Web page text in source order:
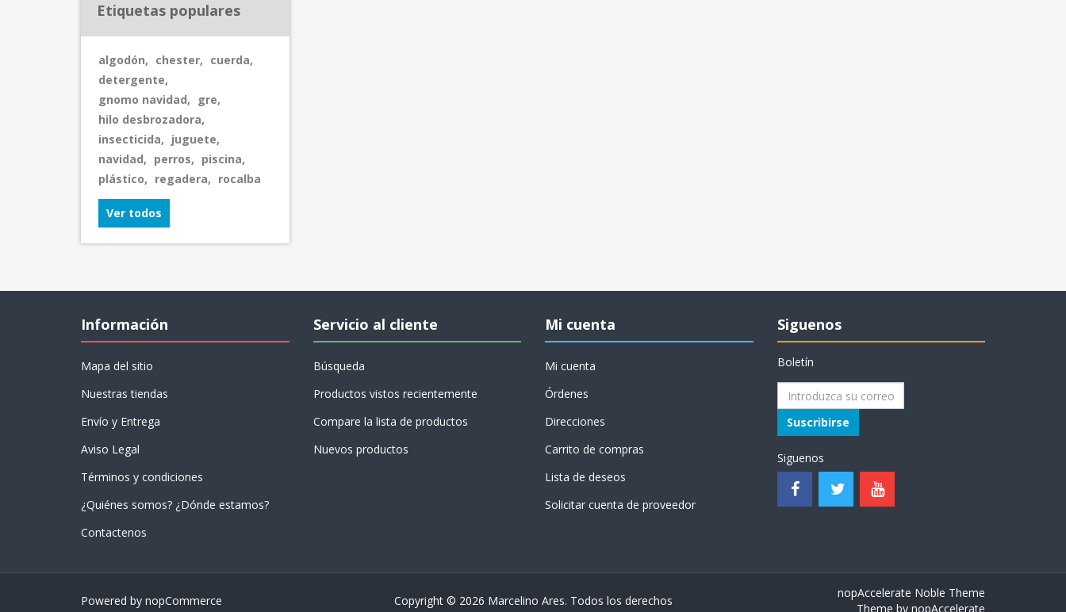
Etiquetas populares
algodón, chester, cuerda,
detergente,
gnomo navidad, gre,
hilo desbrozadora,
insecticida, juguete,
navidad, perros, piscina,
plástico, regadera, rocalba
Ver todos
Información
Mapa del sitio
Nuestras tiendas
Envío y Entrega
Aviso Legal
Términos y condiciones
¿Quiénes somos? ¿Dónde estamos?
Contactenos
Servicio al cliente
Búsqueda
Productos vistos recientemente
Compare la lista de productos
Nuevos productos
Mi cuenta
Mi cuenta
Órdenes
Direcciones
Carrito de compras
Lista de deseos
Solicitar cuenta de proveedor
Siguenos
Boletín
Suscribirse
Siguenos
Powered by nopCommerce
Copyright © 2026 Marcelino Ares. Todos los derechos
nopAccelerate Noble Theme
Theme by nopAccelerate